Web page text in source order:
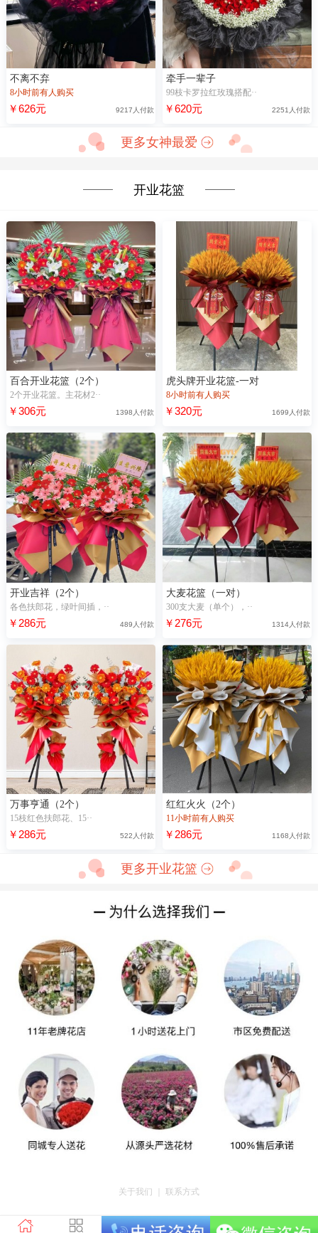
不离不弃
8小时前有人购买
￥626元 9217人付款
牵手一辈子
99枝卡罗拉红玫瑰搭配··
￥620元 2251人付款
更多女神最爱
开业花篮
百合开业花篮（2个）
2个开业花篮。主花材2··
￥306元 1398人付款
虎头牌开业花篮-一对
8小时前有人购买
￥320元 1699人付款
开业吉祥（2个）
各色扶郎花，绿叶间插，··
￥286元 489人付款
大麦花篮（一对）
300支大麦（单个），··
￥276元 1314人付款
万事亨通（2个）
15枝红色扶郎花、15··
￥286元 522人付款
红红火火（2个）
11小时前有人购买
￥286元 1168人付款
更多开业花篮
关于我们 联系方式
版权所有：荣昌区昌州街道爱神鲜花店 地址：重庆市荣昌区昌州街道迎宾大道
南段3号35幢4-20 电话：tel023-46761716